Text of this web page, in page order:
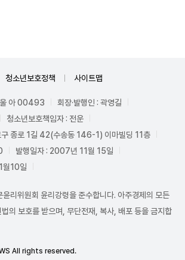
청소년보호정책 사이트맵
울 아 00493
회장·발행인 : 곽영길
청소년보호책임자 : 전운
구 종로 1길 42(수송동 146-1) 이마빌딩 11층
발행일자 : 2007년 11월 15일
월10일
윤리위원회 윤리강령을 준수합니다. 아주경제의 모든
의 보호를 받으며, 무단전재, 복사, 배포 등을 금지합
All rights reserved.